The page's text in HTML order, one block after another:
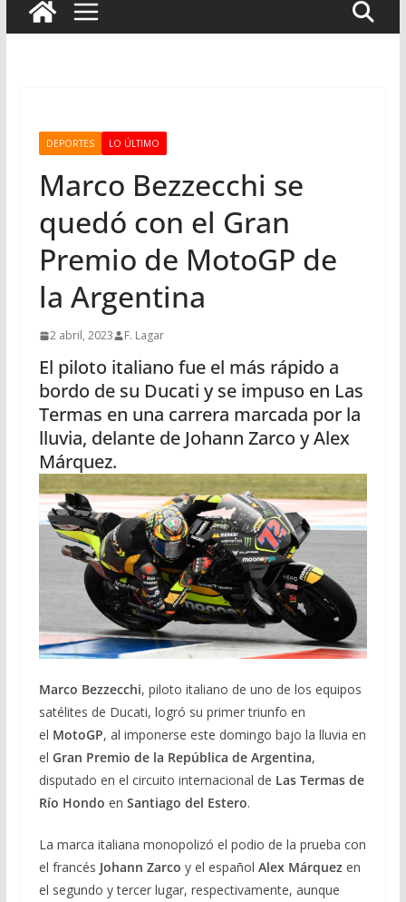
DEPORTES LO ÚLTIMO
Marco Bezzecchi se
quedó con el Gran
Premio de MotoGP de
la Argentina
2 abril, 2023 F. Lagar
El piloto italiano fue el más rápido a
bordo de su Ducati y se impuso en Las
Termas en una carrera marcada por la
lluvia, delante de Johann Zarco y Alex
Márquez.
Marco Bezzecchi, piloto italiano de uno de los equipos
satélites de Ducati, logró su primer triunfo en
el MotoGP, al imponerse este domingo bajo la lluvia en
el Gran Premio de la República de Argentina,
disputado en el circuito internacional de Las Termas de
Río Hondo en Santiago del Estero.
La marca italiana monopolizó el podio de la prueba con
el francés Johann Zarco y el español Alex Márquez en
el segundo y tercer lugar, respectivamente, aunque